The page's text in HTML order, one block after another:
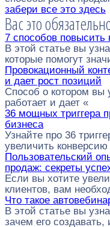
забери все это здесь
Вас это
7 способов
В этой статье вы
которые помогут
Провокационный
и дает рост позиций
Способ о котором вы
работает и дает «
36 мощных триггера
бизнеса
Узнайте про 36
увеличить конверсию
Пользовательский
продаж: секреты
Если вы хотите
клиентов, вам
Что такое
В этой статье вы
зачем его создавать,